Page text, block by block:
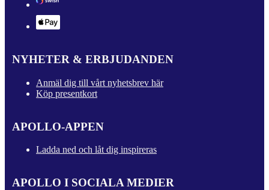
NYHETER & ERBJUDANDEN
Anmäl dig till vårt nyhetsbrev här
Köp presentkort
APOLLO-APPEN
Ladda ned och låt dig inspireras
APOLLO I SOCIALA MEDIER